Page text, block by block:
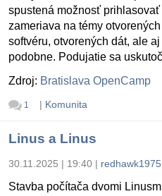
spustená možnosť
zameriava na témy
softvéru, otvorených dát, ale
podobne. Podujatie sa
Zdroj: Bratislava OpenCamp
1 | Komunita
Linus a Linus
30.11.2025 | 19:40 | redhawk1975
Stavba počítača dvomi